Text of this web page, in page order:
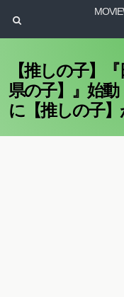
【推しの子】
県の子】』始
に【推しの子】